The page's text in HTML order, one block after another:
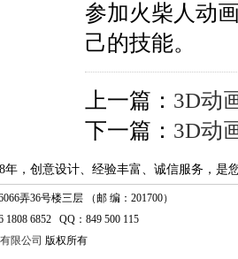
参加火柴人动
己的技能。
上一篇： 3D动
下一篇： 3D动
年，创意设计、经验丰富、诚信服务，是
弄36号楼三层 （邮 编：201700）
6852 QQ：849 500 115
限公司 版权所有